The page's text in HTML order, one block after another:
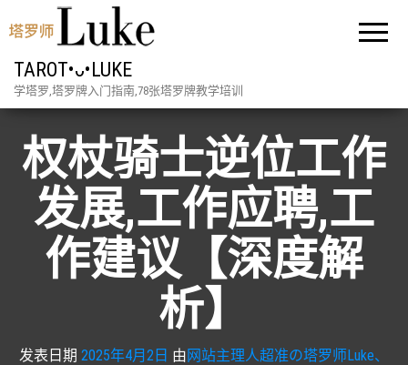
TAROT•ᴗ•LUKE
学塔罗,塔罗牌入门指南,78张塔罗牌教学培训
权杖骑士逆位工作
发展,工作应聘,工
作建议【深度解
析】
发表日期 2025年4月2日 由网站主理人超准の塔罗师Luke、